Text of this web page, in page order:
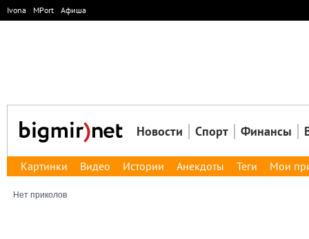
Ivona MPort Афиша
Новости Спорт Финансы
Картинки Видео Истории Анекдоты Теги Мои
Нет приколов